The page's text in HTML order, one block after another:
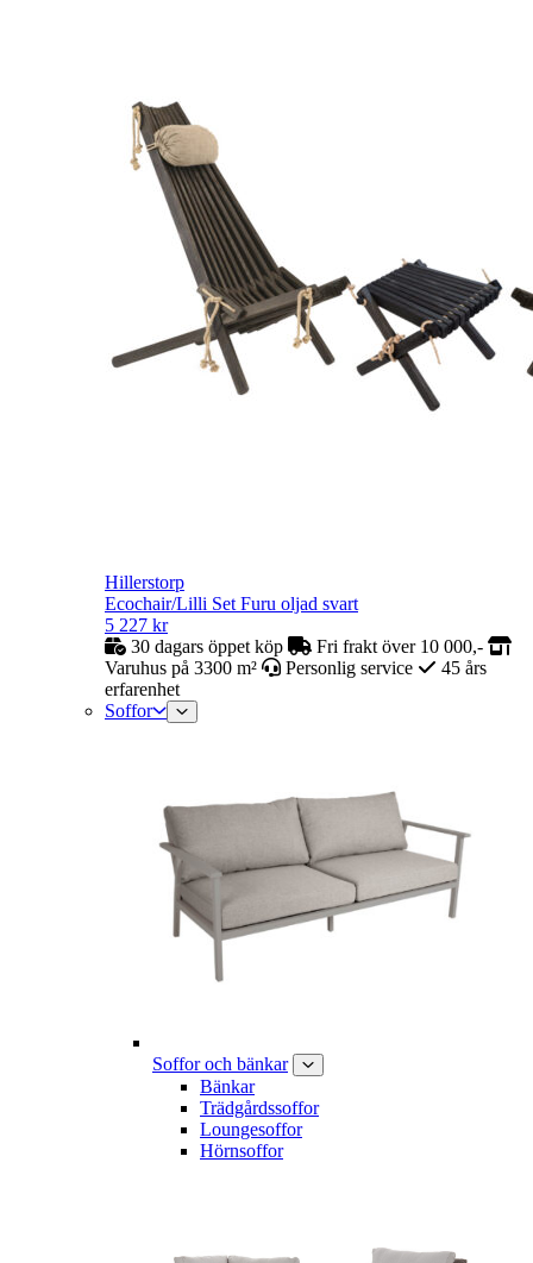
Hillerstorp
Ecochair/Lilli Set Furu oljad svart
5 227 kr
30 dagars öppet köp
Fri frakt över 10 000,-
Varuhus på 3300 m²
Personlig service
45 års
erfarenhet
Soffor
Soffor och bänkar
Bänkar
Trädgårdssoffor
Loungesoffor
Hörnsoffor